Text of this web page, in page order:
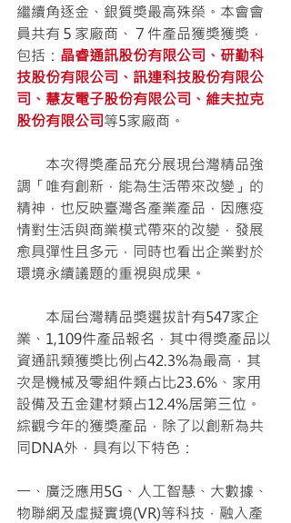
繼續角逐金、銀質獎最高殊榮。本會會
員共有５家廠商、７件產品獲獎獲獎，
包括： 晶睿通訊股份有限公司、研勤科
技股份有限公司、訊連科技股份有限公
司、慧友電子股份有限公司、維夫拉克
股份有限公司等5家廠商。
調「唯有創新，能為生活帶來改變」的
精神，也反映臺灣各產業產品，因應疫
情對生活與商業模式帶來的改變，發展
愈具彈性且多元，同時也看出企業對於
環境永續議題的重視與成果。
業、1,109件產品報名，其中得獎產品以
資通訊類獲獎比例占42.3%為最高，其
次是機械及零組件類占比23.6%、家用
設備及五金建材類占12.4%居第三位。
綜觀今年的獲獎產品，除了以創新為共
同DNA外，具有以下特色：
一、廣泛應用5G、人工智慧、大數據、
物聯網及虛擬實境(VR)等科技，融入產